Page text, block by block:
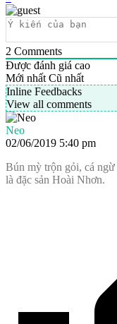
2 Comments
Được đánh giá cao
Mới nhất Cũ nhất
Inline Feedbacks
View all comments
Neo
02/06/2019 5:40 pm
Bún mỳ trộn gỏi, cá ngừ
là đặc sản Hoài Nhơn.